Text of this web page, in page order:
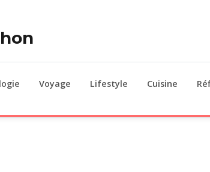
Voyage Lifestyle Cuisine